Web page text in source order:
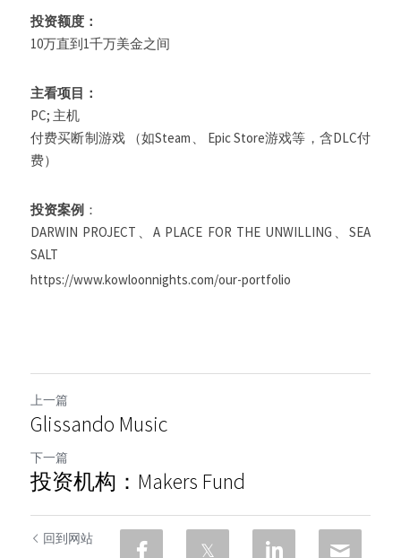
投资额度：
10万直到1千万美金之间
主看项目：
PC; 主机
付费买断制游戏 （如Steam、 Epic Store游戏等，含DLC付
费）
投资案例 ：
DARWIN PROJECT、A PLACE FOR THE UNWILLING、SEA
SALT
https://www.kowloonnights.com/our-portfolio
上一篇
Glissando Music
下一篇
投资机构：Makers Fund
回到网站